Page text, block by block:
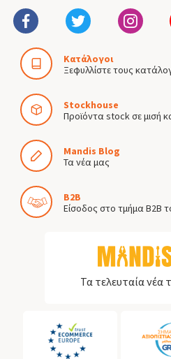
Κατάλογοι
Ξεφυλλίστε τους
Stockhouse
Προϊόντα stock σε μισή
Mandis Blog
Τα νέα μας
B2B
Είσοδος στο τμήμα B2B
Τα τελευταία νέα